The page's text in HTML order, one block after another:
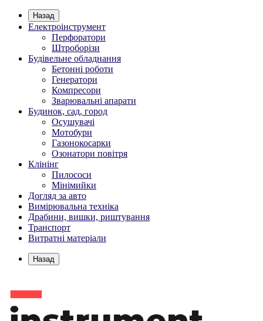
Назад
Електроінструмент
Перфоратори
Штроборізи
Будівельне обладнання
Бетонні роботи
Генератори
Компресори
Зварювальні апарати
Будинок, сад, город
Осушувачі
Мотобури
Газонокосарки
Озонатори повітря
Клінінг
Пилососи
Мінімийки
Догляд за авто
Вимірювальна техніка
Драбини, вишки, риштування
Транспорт
Витратні матеріали
Назад